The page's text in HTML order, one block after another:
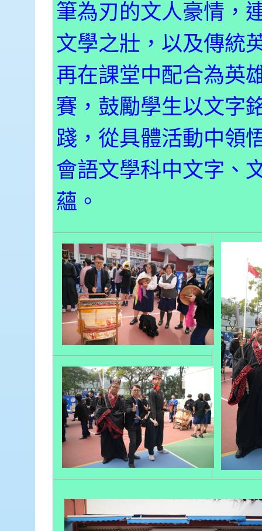
筆為刃的文人豪情，
文學之壯，以及傳統
再在課堂中配合為英
賽，鼓勵學生以文字
踐，從具體活動中領
會語文學科中文字、
蘊。